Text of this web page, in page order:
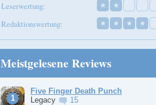
Leserwertung: ★ ★
Redaktionswertung: ★ ★ ★ ★
Meistgelesene Reviews
Five Finger Death Punch
Legacy
15